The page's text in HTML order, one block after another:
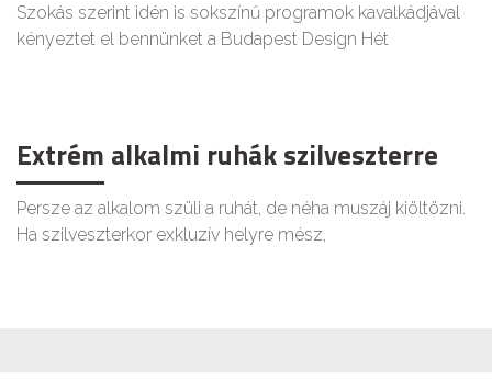
Szokás szerint idén is sokszínű programok kavalkádjával
kényeztet el bennünket a Budapest Design Hét
Extrém alkalmi ruhák szilveszterre
Persze az alkalom szüli a ruhát, de néha muszáj kiöltözni.
Ha szilveszterkor exkluzív helyre mész,